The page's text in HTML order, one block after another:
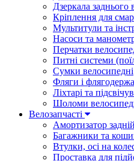
Дзеркала заднього
Кріплення для
Мультитули та
Насоси та
Перчатки
Питні системи
Сумки велосипедні
Фляги і
Ліхтарі та
Шоломи
Велозапчасті
Амортизатор задній
Багажники та
Втулки, осі на
Проставка для